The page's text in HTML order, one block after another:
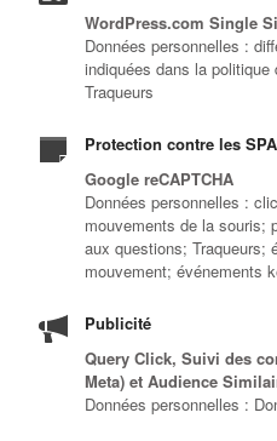
WordPress.com Single
Données personnelles :
indiquées dans la
Traqueurs
Protection contre les
Google reCAPTCHA
Données personnelles :
mouvements de la souris;
aux questions; Traqueurs;
mouvement; événements
Publicité
Query Click, Suivi des
Meta) et Audience
Données personnelles :